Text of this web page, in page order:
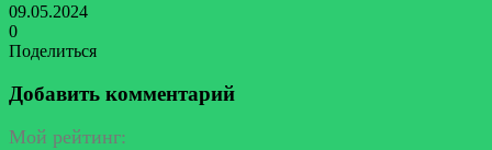
09.05.2024
0
Поделиться
через
электронную
почту
Добавить комментарий
Мой рейтинг: